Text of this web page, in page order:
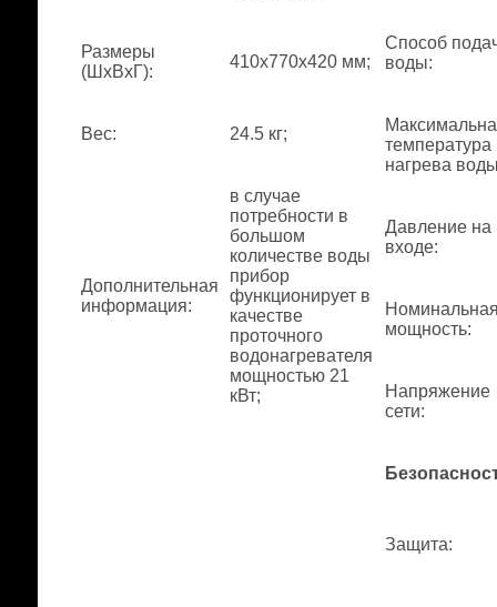
Размеры
(ШхВхГ):
410x770x420 мм;
Вес: 24.5 кг;
Дополнительная
информация:
в случае
потребности в
большом
количестве воды
прибор
функционирует в
качестве
проточного
водонагревателя
мощностью 21
кВт;
Способ
воды:
температура
нагрева
Давление на
входе:
мощность:
Напряжение
сети:
Защита: